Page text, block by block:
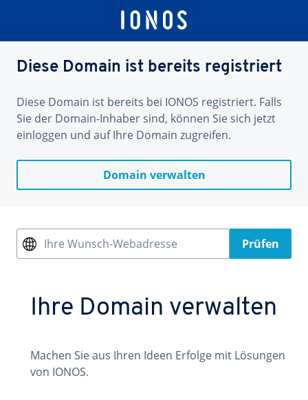
Diese Domain ist bereits registriert
Diese Domain ist bereits bei IONOS registriert. Falls
Sie der Domain-Inhaber sind, können Sie sich jetzt
einloggen und auf Ihre Domain zugreifen.
Domain verwalten
Ihre Wunsch-Webadresse Prüfen
Ihre Domain verwalten
Machen Sie aus Ihren Ideen Erfolge mit Lösungen
von IONOS.